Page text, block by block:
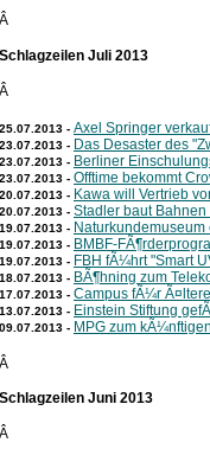
Â
Schlagzeilen Juli 2013
Â
25.07.2013 - Axel Springer
23.07.2013 - Das Desaster des
23.07.2013 - Berliner
23.07.2013 - Offtime bekommt
20.07.2013 - Kawa will Vertrieb
20.07.2013 - Stadler baut
19.07.2013 - Naturkundemuseum
19.07.2013 - BMBF-
19.07.2013 - FBH fÃ¼hrt "Smart
18.07.2013 - BÃ¶hning zum
17.07.2013 - Campus fÃ¼r
13.07.2013 - Einstein Stiftung
09.07.2013 - MPG zum
Â
Schlagzeilen Juni 2013
Â